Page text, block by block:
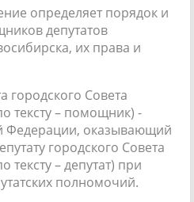
определяет порядок и
депутатов
их права и
городского Совета
тексту – помощник) -
Федерации, оказывающий
городского Совета
тексту – депутат) при
полномочий.